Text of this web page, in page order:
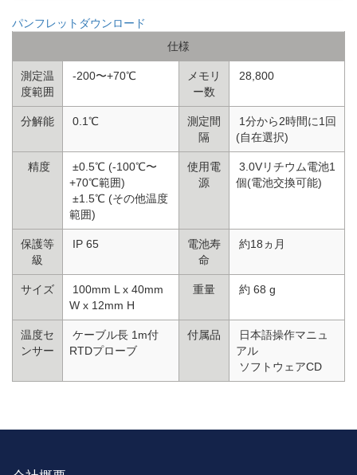
パンフレットダウンロード
仕様
測定温
度範囲
-200〜+70℃
メモリ
ー数
28,800
分解能 0.1℃
測定間
隔
1分から2時間に1回
(自在選択)
精度
±0.5℃ (-100℃〜
+70℃範囲)
±1.5℃ (その他温度
範囲)
使用電
源
3.0Vリチウム電池1
個(電池交換可能)
保護等
級
IP 65
電池寿
命
約18ヵ月
サイズ
100mm L x 40mm
W x 12mm H
重量 約 68 g
温度セ
ンサー
ケーブル長 1m付
RTDプローブ
付属品
日本語操作マニュ
アル
ソフトウェアCD